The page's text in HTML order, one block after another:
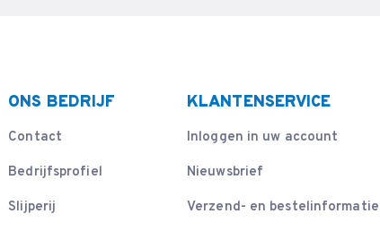
ONS BEDRIJF
Contact
Bedrijfsprofiel
Slijperij
KLANTENSERVICE
Inloggen in uw account
Nieuwsbrief
Verzend- en bestelinformatie